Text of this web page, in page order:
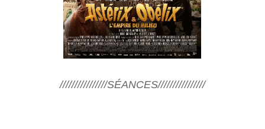
////////////////SÉANCES////////////////